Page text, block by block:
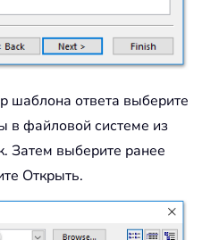
шаблона ответа выберите
в файловой системе из
Затем выберите ранее
Открыть.